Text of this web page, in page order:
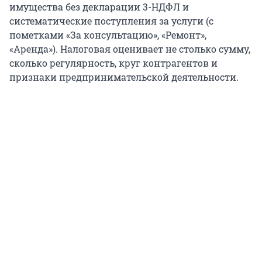
имущества без декларации 3-НДФЛ и
систематические поступления за услуги (с
пометками «За консультацию», «Ремонт»,
«Аренда»). Налоговая оценивает не столько сумму,
сколько регулярность, круг контрагентов и
признаки предпринимательской деятельности.